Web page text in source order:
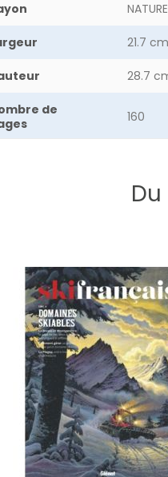
NATURE
21.7 cm
28.7
de
160